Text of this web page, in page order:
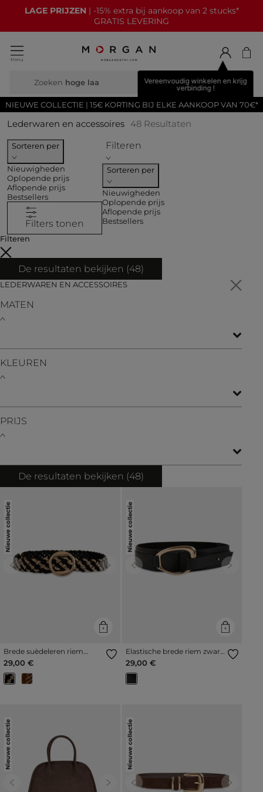
NIEUWE COLLECTIE| 15€ korting bij elke aankoop van70€*
GRATIS LEVERING
Vereenvoudig winkelen en krijg
verbinding !
Zoeken br
NIEUWE COLLECTIE | 15€ KORTING BIJ ELKE AANKOOP VAN 70€*
Lederwaren en accessoires 48 Resultaten
Sorteren per
Nieuwigheden
Oplopende prijs
Aflopende prijs
Bestsellers
Filters tonen
Filteren
Sorteren per
Nieuwigheden
Oplopende prijs
Aflopende prijs
Bestsellers
Filteren
De resultaten bekijken (48)
LEDERWAREN EN ACCESSOIRES
MATEN
KLEUREN
PRIJS
De resultaten bekijken (48)
Nieuwe collectie
Previous Next
Brede suèdeleren riem
zwart vrouw
29,00 €
Nieuwe collectie
Previous Next
Elastische brede riem zwart
vrouw
29,00 €
Nieuwe collectie
Previous Next
Nieuwe collectie
Previous Next